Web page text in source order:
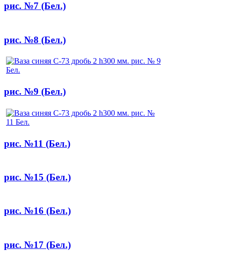
рис. №7 (Бел.)
рис. №8 (Бел.)
рис. №9 (Бел.)
рис. №11 (Бел.)
рис. №15 (Бел.)
рис. №16 (Бел.)
рис. №17 (Бел.)